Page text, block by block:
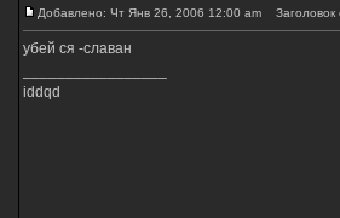
Добавлено: Чт Янв 26, 2006 12:00 am Заголовок
убей ся -славан
iddqd